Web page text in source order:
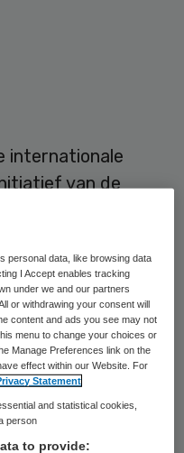
internationale
van de
In ons land
Lareb en
mee.
Lareb, hét loket
gemeld, 85
de rest door
personal data, like browsing data
I Accept enables tracking
under we and our partners
or withdrawing your consent will
content and ads you see may not
menu to change your choices or
Manage Preferences link on the
effect within our Website. For
Statement
and statistical cookies,
person
to provide: